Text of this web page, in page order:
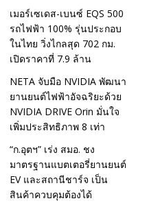
เมอร์เซเดส-เบนซ์ EQS 500
รถไฟฟ้า 100% รุ่นประกอบ
ในไทย วิ่งไกลสุด 702 กม.
เปิดราคาที่ 7.9 ล้าน
NETA จับมือ NVIDIA พัฒนา
ยานยนต์ไฟฟ้าอัจฉริยะด้วย
NVIDIA DRIVE Orin มั่นใจ
เพิ่มประสิทธิภาพ 8 เท่า
“ก.อุตฯ” เร่ง สมอ. ชง
มาตรฐานแบตเตอรี่ยานยนต์
EV และสถานีชาร์จ เป็น
สินค้าควบคุมต้องได้